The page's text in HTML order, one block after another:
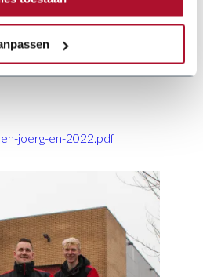
joerg-en-2022.pdf